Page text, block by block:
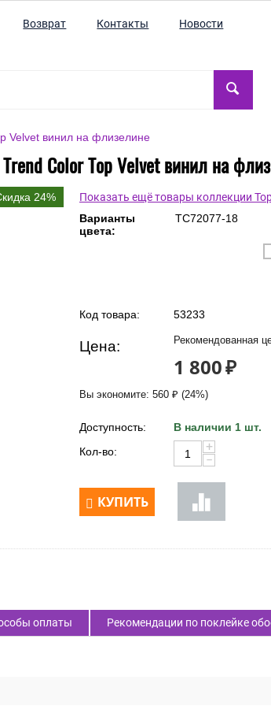
Возврат Контакты Новости
Velvet винил на флизелине
Color Top Velvet винил на
24%
Показать ещё товары коллекции
Варианты
цвета:
TC72077-18
Код товара: 53233
Рекомендованная
Цена:
1 800₽
Вы экономите: 560 ₽ (24%)
Доступность:
В наличии 1 шт.
Кол-во:
+
−
КУПИТЬ
оплаты Рекомендации по поклейке